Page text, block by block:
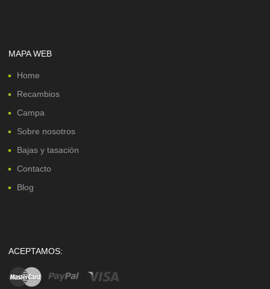
MAPA WEB
Home
Recambios
Campa
Sobre nosotros
Bajas y tasación
Contacto
Blog
ACEPTAMOS: